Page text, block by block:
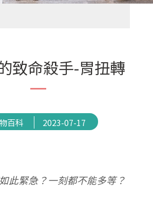
致命殺手-胃扭轉
百科 2023-07-17
此緊急？一刻都不能多等？